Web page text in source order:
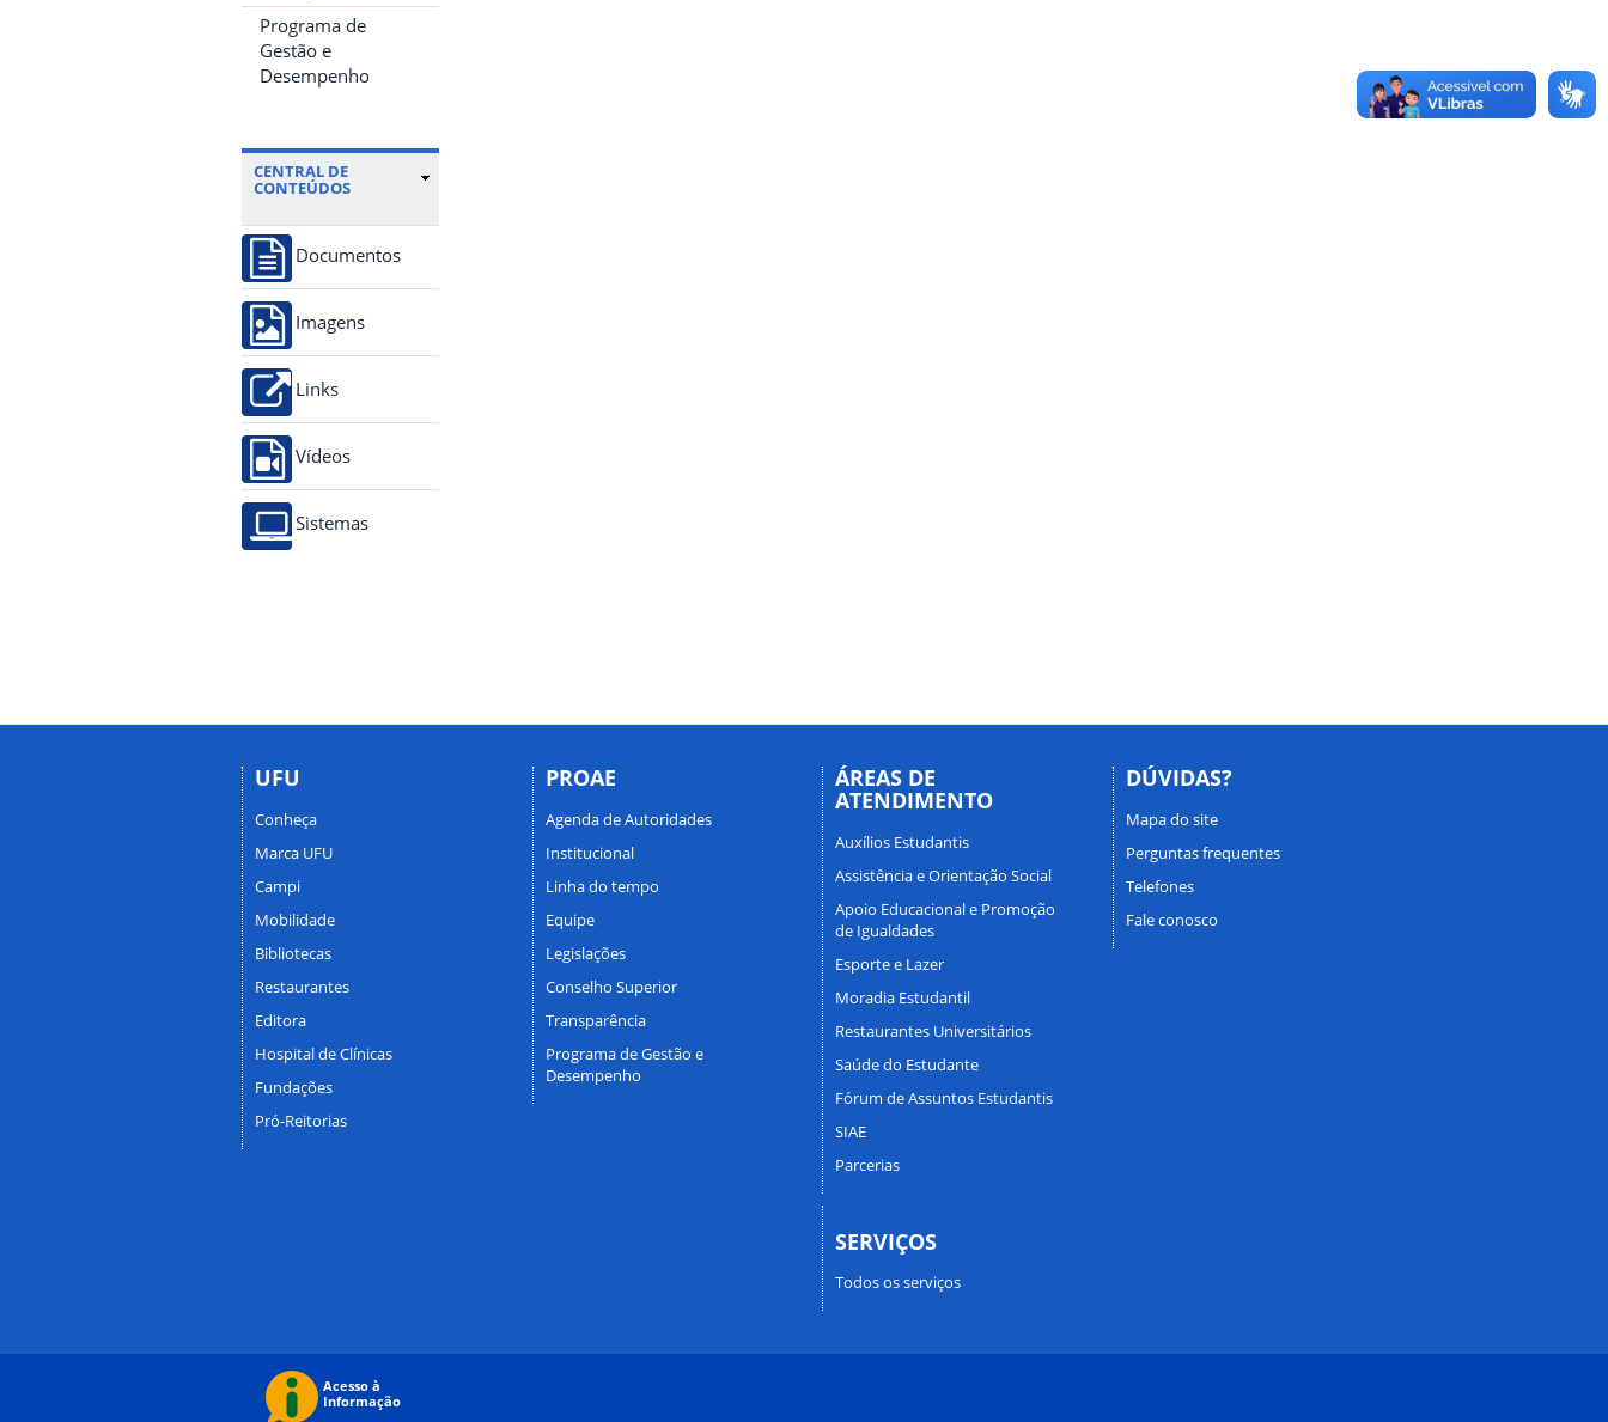
Programa de
Gestão e
Desempenho
CENTRAL DE
CONTEÚDOS
Documentos
Imagens
Links
Vídeos
Sistemas
UFU
Conheça
Marca UFU
Campi
Mobilidade
Bibliotecas
Restaurantes
Editora
Hospital de Clínicas
Fundações
Pró-Reitorias
PROAE
Agenda de Autoridades
Institucional
Linha do tempo
Equipe
Legislações
Conselho Superior
Transparência
Programa de Gestão e
Desempenho
ÁREAS DE
ATENDIMENTO
Auxílios Estudantis
Assistência e Orientação Social
Apoio Educacional e Promoção
de Igualdades
Esporte e Lazer
Moradia Estudantil
Restaurantes Universitários
Saúde do Estudante
Fórum de Assuntos Estudantis
SIAE
Parcerias
SERVIÇOS
Todos os serviços
DÚVIDAS?
Mapa do site
Perguntas frequentes
Telefones
Fale conosco